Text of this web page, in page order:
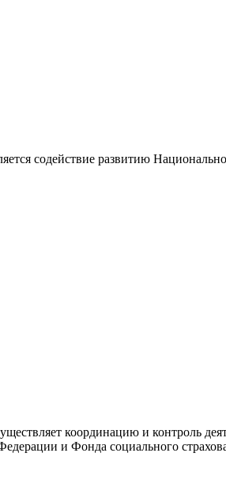
содействие развитию
координацию и контроль
и Фонда социального